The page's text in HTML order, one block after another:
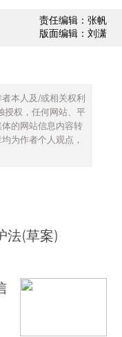
责任编辑：张帆
版面编辑：刘潇
本人及/或相关权利
授权，任何网站、平
的网站信息内容转
为作者个人观点，
法(草案)